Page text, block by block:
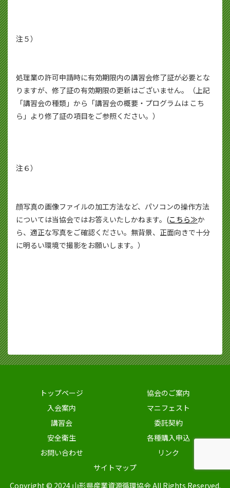
注５）
処理業の許可申請時に有効期限内の講習会修了証が必要とな
りますが、修了証の有効期限の更新はございません。（上記
「講習会の種類」から「講習会の概要・プログラムは こち
ら」より修了証の項目をご参照ください。）
注６）
顔写真の画像ファイルの加工方法など、パソコンの操作方法
については当協会ではお答えいたしかねます。(こちら≫か
ら、適正な写真をご確認ください。無背景、正面向きで十分
に明るい環境で撮影をお願いします。）
トップページ
協会のご案内
入会案内
マニフェスト
講習会
委託契約
安全衛生
各種購入申込
お問い合わせ
リンク
サイトマップ
Copyright © 2024 山形県産業資源循環協会 All Rights Reserved.